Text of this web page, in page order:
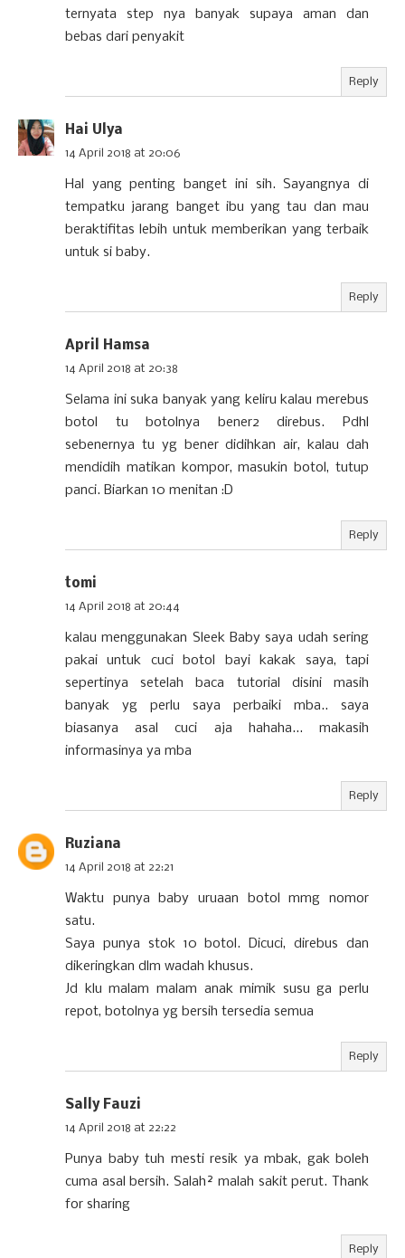
ternyata step nya banyak supaya aman dan
bebas dari penyakit
Reply
Hai Ulya
14 April 2018 at 20:06
Hal yang penting banget ini sih. Sayangnya di
tempatku jarang banget ibu yang tau dan mau
beraktifitas lebih untuk memberikan yang terbaik
untuk si baby.
Reply
April Hamsa
14 April 2018 at 20:38
Selama ini suka banyak yang keliru kalau merebus
botol tu botolnya bener2 direbus. Pdhl
sebenernya tu yg bener didihkan air, kalau dah
mendidih matikan kompor, masukin botol, tutup
panci. Biarkan 10 menitan :D
Reply
tomi
14 April 2018 at 20:44
kalau menggunakan Sleek Baby saya udah sering
pakai untuk cuci botol bayi kakak saya, tapi
sepertinya setelah baca tutorial disini masih
banyak yg perlu saya perbaiki mba.. saya
biasanya asal cuci aja hahaha... makasih
informasinya ya mba
Reply
Ruziana
14 April 2018 at 22:21
Waktu punya baby uruaan botol mmg nomor
satu.
Saya punya stok 10 botol. Dicuci, direbus dan
dikeringkan dlm wadah khusus.
Jd klu malam malam anak mimik susu ga perlu
repot, botolnya yg bersih tersedia semua
Reply
Sally Fauzi
14 April 2018 at 22:22
Punya baby tuh mesti resik ya mbak, gak boleh
cuma asal bersih. Salah² malah sakit perut. Thank
for sharing
Reply